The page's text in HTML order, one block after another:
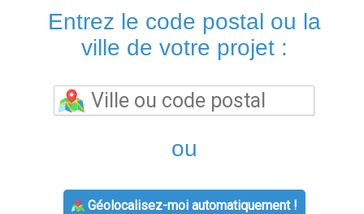
Entrez le code postal ou la
ville de votre projet :
ou
Géolocalisez-moi automatiquement !